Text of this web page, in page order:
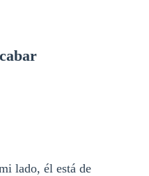
lado, él está de